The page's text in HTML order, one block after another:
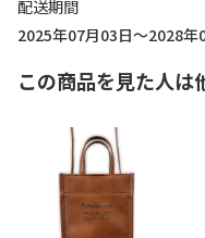
配送期間
2025年07月03日～2028年
この商品を見た人は